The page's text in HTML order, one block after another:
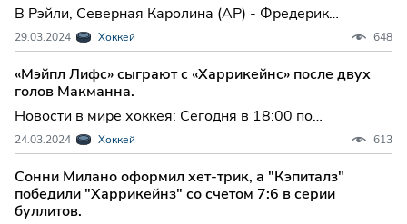
В Рэйли, Северная Каролина (AP) - Фредерик
Андерсен совершил 24 сэйва, Себастьян Ахо и Сет
Джарвис каждый забросил по голу и отдали по две
голевые передачи, и команда "Каролина Харрикейнз"
обеспечила себе участие в плей-офф, победив
"Детройт Ред
29.03.2024 Хоккей 648
«Мэйпл Лифс» сыграют с «Харрикейнс» после двух
голов Макманна.
Новости в мире хоккея: Сегодня в 18:00 по
восточному времени в Роли, Северная Каролина,
состоится матч между командами "Торонто Мейпл
Лифс" и "Каролина Харрикейнс".
24.03.2024 Хоккей 613
Сонни Милано оформил хет-трик, а "Кэпиталз"
победили "Харрикейнз" со счетом 7:6 в серии
буллитов.